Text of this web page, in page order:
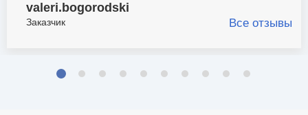
valeri.bogorodski
Заказчик Все отзывы